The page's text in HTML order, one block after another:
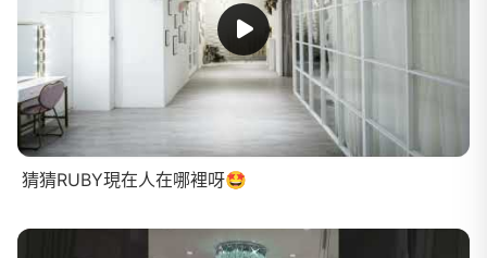
猜猜RUBY現在人在哪裡呀🤩